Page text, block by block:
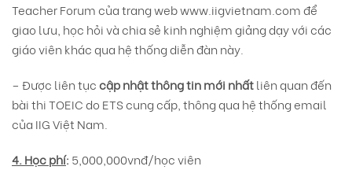
Teacher Forum của trang webwww.iigvietnam.comđể
giao lưu, học hỏi và chia sẻ kinh nghiệm giảng dạy với các
giáo viên khác qua hệ thống diễn đàn này.
– Được liên tụccập nhật thông tin mới nhấtliên quan đến
bài thi TOEIC do ETS cung cấp, thông qua hệ thống email
của IIG Việt Nam.
4. Học phí: 5,000,000vnđ/học viên